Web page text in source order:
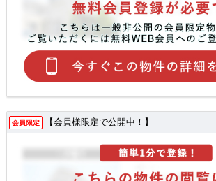
会員限定 【会員様限定で公開中！】